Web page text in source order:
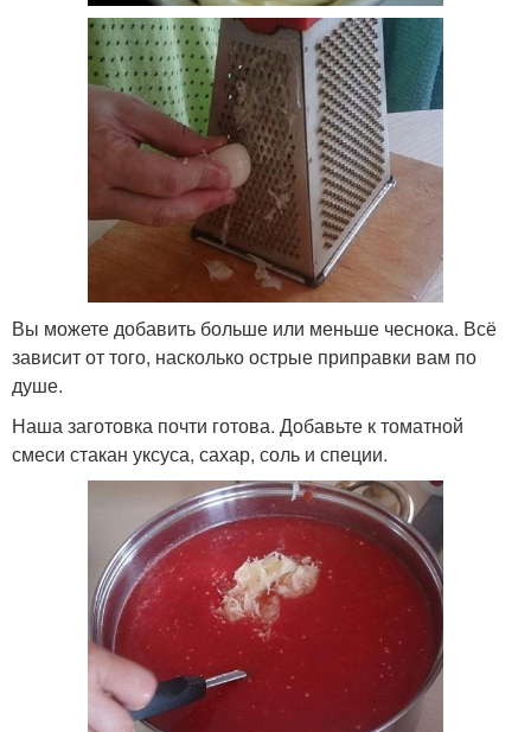
Вы можете добавить больше или меньше чеснока. Всё
зависит от того, насколько острые приправки вам по
душе.
Наша заготовка почти готова. Добавьте к томатной
смеси стакан уксуса, сахар, соль и специи.